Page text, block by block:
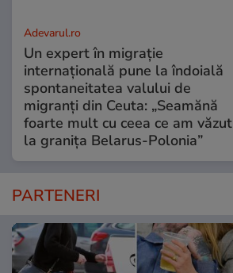
Adevarul.ro
Un expert în migrație
internațională pune la îndoială
spontaneitatea valului de
migranți din Ceuta: „Seamănă
foarte mult cu ceea ce am văzut
la granița Belarus-Polonia”
PARTENERI